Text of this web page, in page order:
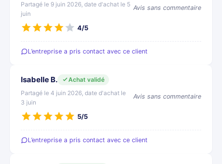
Partagé le 9 juin 2026, date d'achat le 5
juin
Avis sans commentaire
4/5
L’entreprise a pris contact avec ce client
Isabelle B.
Achat validé
Partagé le 4 juin 2026, date d'achat le
3 juin
Avis sans commentaire
5/5
L’entreprise a pris contact avec ce client